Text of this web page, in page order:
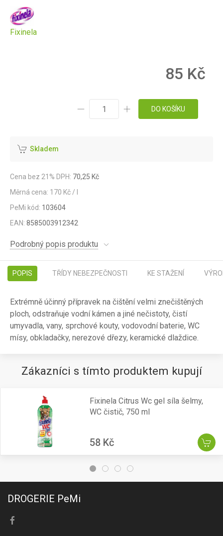
Fixinela
85 Kč
DO KOŠÍKU
Skladem
Cena bez 21% DPH: 70,25 Kč
Měrná cena: 170 Kč / l
PeMi kód: 103604
EAN: 8585003912342
Podrobný popis produktu
POPIS TŘÍDY NEBEZPEČNOSTI KE STAŽENÍ
Extrémně účinný přípravek na čištění velmi znečištěných
ploch, odstraňuje vodní kámen a jiné nečistoty, čistí
umyvadla, vany, sprchové kouty, vodovodní baterie, WC
mísy, obkladačky, nerezové dřezy, keramické dlaždice.
Zákazníci s tímto produktem kupují
Fixinela Citrus Wc gel síla šelmy,
WC čistič, 750 ml
58 Kč
DROGERIE PeMi